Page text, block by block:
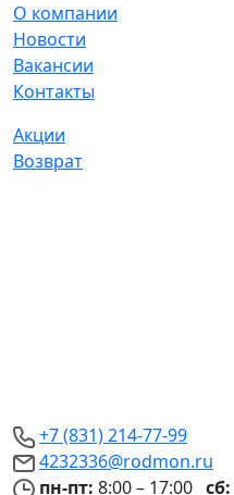
О компании
Новости
Вакансии
Контакты
Акции
Возврат
+7 (831) 214-77-99
4232336@rodmon.ru
пн-пт: 8:00 – 17:00 сб: